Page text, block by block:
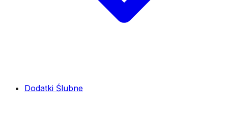
Dodatki Ślubne